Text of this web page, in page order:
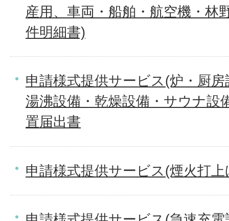
産用、車両・船舶・航空機・林
件明細書)
申請様式提供サービス(炉・厨
湯沸設備・乾燥設備・サウナ設
置届出書
申請様式提供サービス(煙火打